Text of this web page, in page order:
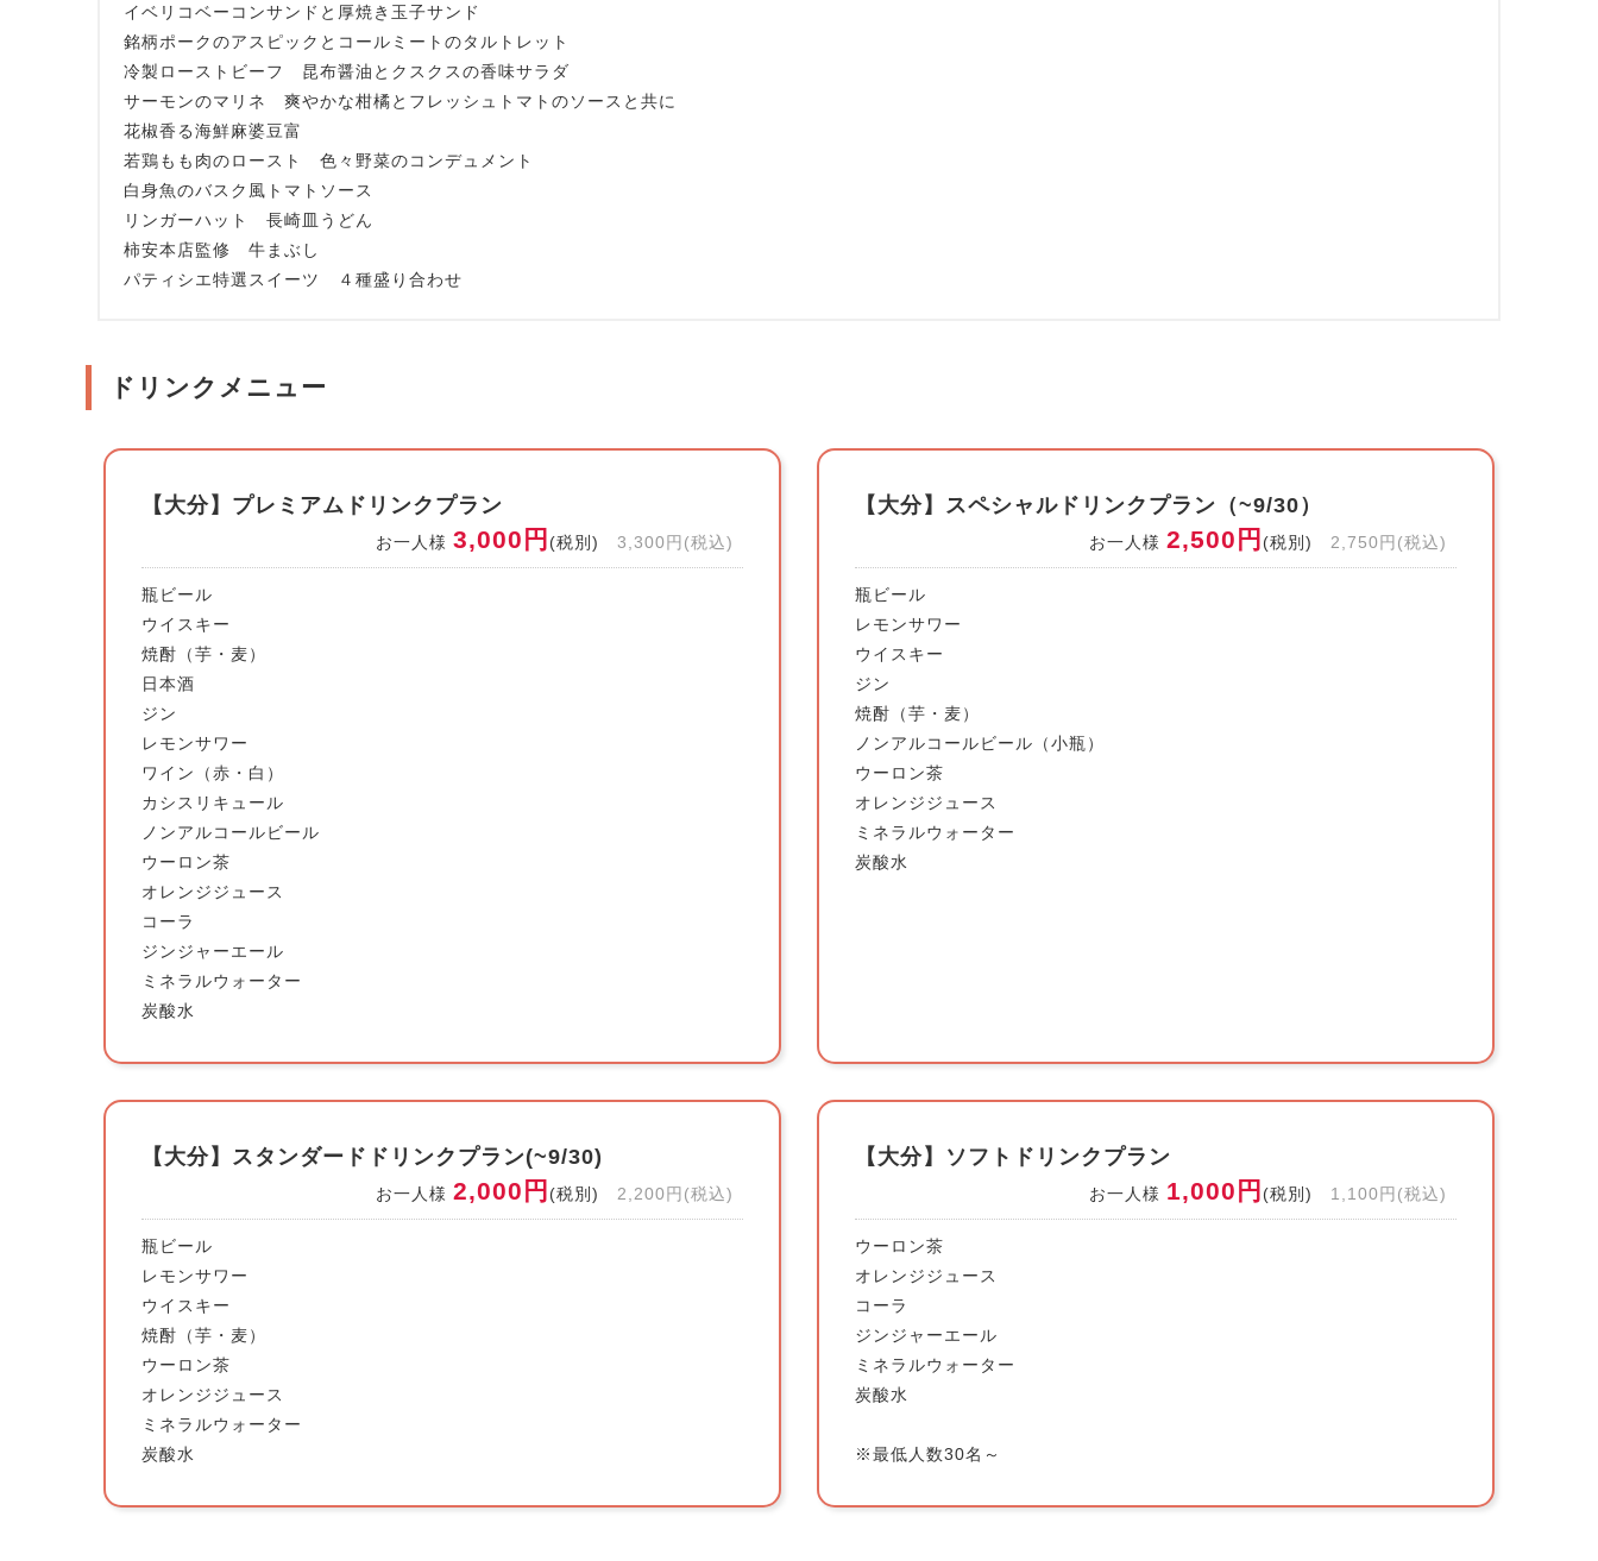
イベリコベーコンサンドと厚焼き玉子サンド
銘柄ポークのアスピックとコールミートのタルトレット
冷製ローストビーフ 昆布醤油とクスクスの香味サラダ
サーモンのマリネ 爽やかな柑橘とフレッシュトマトのソースと共に
花椒香る海鮮麻婆豆富
若鶏もも肉のロースト 色々野菜のコンデュメント
白身魚のバスク風トマトソース
リンガーハット 長崎皿うどん
柿安本店監修 牛まぶし
パティシエ特選スイーツ ４種盛り合わせ
ドリンクメニュー
【大分】プレミアムドリンクプラン
お一人様 3,000円 (税別) 3,300円(税込)
瓶ビール
ウイスキー
焼酎（芋・麦）
日本酒
ジン
レモンサワー
ワイン（赤・白）
カシスリキュール
ノンアルコールビール
ウーロン茶
オレンジジュース
コーラ
ジンジャーエール
ミネラルウォーター
炭酸水
【大分】スペシャルドリンクプラン（~9/30）
お一人様 2,500円 (税別) 2,750円(税込)
瓶ビール
レモンサワー
ウイスキー
ジン
焼酎（芋・麦）
ノンアルコールビール（小瓶）
ウーロン茶
オレンジジュース
ミネラルウォーター
炭酸水
【大分】スタンダードドリンクプラン(~9/30)
お一人様 2,000円 (税別) 2,200円(税込)
瓶ビール
レモンサワー
ウイスキー
焼酎（芋・麦）
ウーロン茶
オレンジジュース
ミネラルウォーター
炭酸水
【大分】ソフトドリンクプラン
お一人様 1,000円 (税別) 1,100円(税込)
ウーロン茶
オレンジジュース
コーラ
ジンジャーエール
ミネラルウォーター
炭酸水
※最低人数30名～